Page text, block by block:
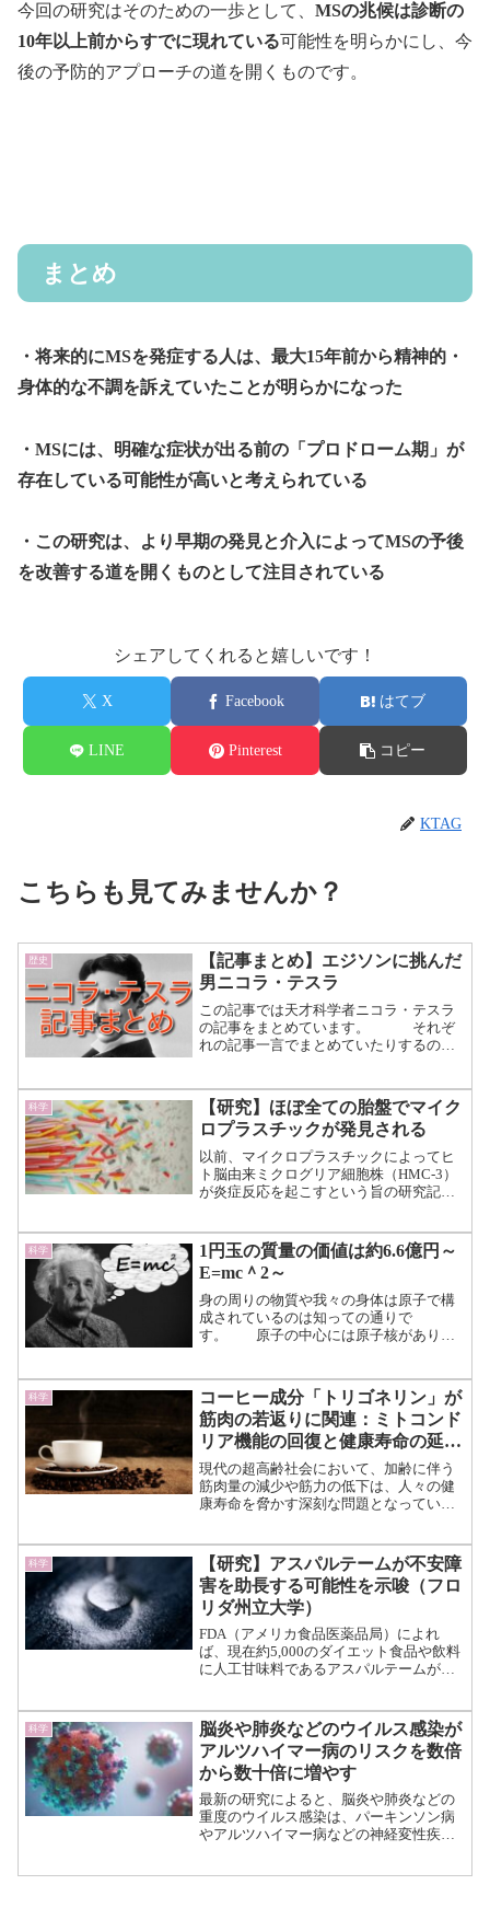
今回の研究はそのための一歩として、 MSの兆候は診断の
10年以上前からすでに現れている可能性を明らかにし、今
後の予防的アプローチの道を開くものです。
まとめ
・将来的にMSを発症する人は、最大15年前から精神的・
身体的な不調を訴えていたことが明らかになった
・MSには、明確な症状が出る前の「プロドローム期」が
存在している可能性が高いと考えられている
・この研究は、より早期の発見と介入によってMSの予後
を改善する道を開くものとして注目されている
シェアしてくれると嬉しいです！
X Facebook はてブ
LINE Pinterest コピー
KTAG
こちらも見てみませんか？
歴史
【記事まとめ】エジソンに挑んだ
男ニコラ・テスラ
この記事では天才科学者ニコラ・テスラ
の記事をまとめています。 それぞ
れの記事一言でまとめていたりするの
ラ・テスラ①～テスラの幼少期～青年期
までのまとめです。グラム発電の欠点...
（続きを読む）
科学
【研究】ほぼ全ての胎盤でマイク
ロプラスチックが発見される
以前、マイクロプラスチックによってヒ
ト脳由来ミクログリア細胞株（HMC-3）
が炎症反応を起こすという旨の研究記事
ロプラスチックは、自然界で分解されに
くい上、空気や水の...（続きを読む）
科学
1円玉の質量の価値は約6.6億円～
E=mc＾2～
身の周りの物質や我々の身体は原子で構
成されているのは知っての通りで
す。 原子の中心には原子核があり、
も切れない関係ですが、原子の重さにお
いてはその99.98%が原子核の重さにな...
（続きを読む）
科学
コーヒー成分「トリゴネリン」が
筋肉の若返りに関連：ミトコンド
リア機能の回復と健康寿命の延伸
効果
現代の超高齢社会において、加齢に伴う
筋肉量の減少や筋力の低下は、人々の健
康寿命を脅かす深刻な問題となっていま
らをはじめとした研究チームは、コーヒ
ー豆や特定の植物に豊富に...（続きを読
む）
科学
【研究】アスパルテームが不安障
害を助長する可能性を示唆（フロ
リダ州立大学）
FDA（アメリカ食品医薬品局）によれ
ば、現在約5,000のダイエット食品や飲料
に人工甘味料であるアスパルテームが含
血糖値の上昇なども抑えることができる
夢の甘味料として現...（続きを読む）
科学
脳炎や肺炎などのウイルス感染が
アルツハイマー病のリスクを数倍
から数十倍に増やす
最新の研究によると、脳炎や肺炎などの
重度のウイルス感染は、パーキンソン病
やアルツハイマー病などの神経変性疾患